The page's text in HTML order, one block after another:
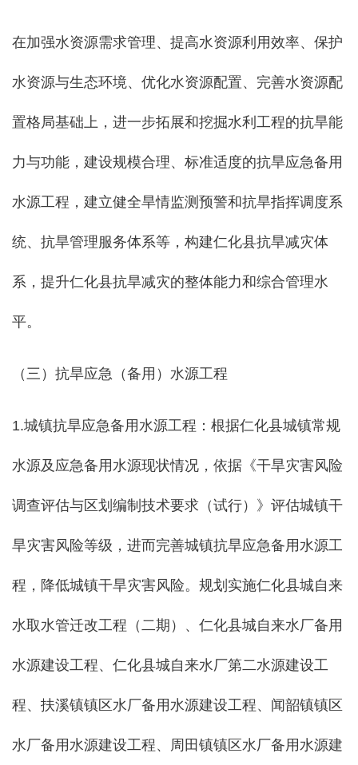
在加强水资源需求管理、提高水资源利用效率、保护
水资源与生态环境、优化水资源配置、完善水资源配
置格局基础上，进一步拓展和挖掘水利工程的抗旱能
力与功能，建设规模合理、标准适度的抗旱应急备用
水源工程，建立健全旱情监测预警和抗旱指挥调度系
统、抗旱管理服务体系等，构建仁化县抗旱减灾体
系，提升仁化县抗旱减灾的整体能力和综合管理水
平。
（三）抗旱应急（备用）水源工程
1.城镇抗旱应急备用水源工程：根据仁化县城镇常规
水源及应急备用水源现状情况，依据《干旱灾害风险
调查评估与区划编制技术要求（试行）》评估城镇干
旱灾害风险等级，进而完善城镇抗旱应急备用水源工
程，降低城镇干旱灾害风险。规划实施仁化县城自来
水取水管迁改工程（二期）、仁化县城自来水厂备用
水源建设工程、仁化县城自来水厂第二水源建设工
程、扶溪镇镇区水厂备用水源建设工程、闻韶镇镇区
水厂备用水源建设工程、周田镇镇区水厂备用水源建